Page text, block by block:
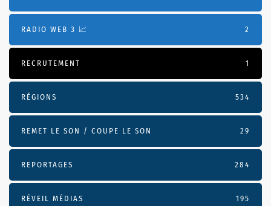
RADIO WEB 3 📈 2
RECRUTEMENT 1
RÉGIONS 534
REMET LE SON / COUPE LE SON 29
REPORTAGES 284
RÉVEIL MÉDIAS 195